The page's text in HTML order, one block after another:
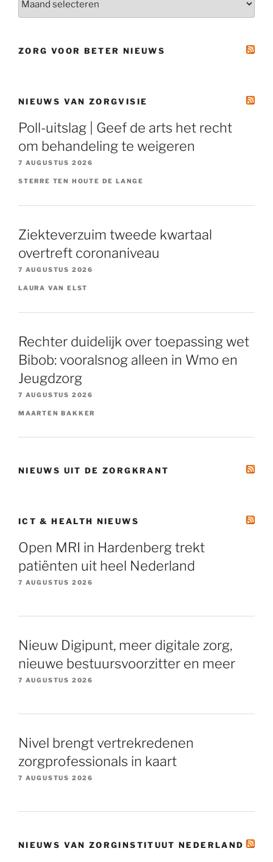
ZORG VOOR BETER NIEUWS
NIEUWS VAN ZORGVISIE
Poll-uitslag | Geef de arts het recht
om behandeling te weigeren
7 AUGUSTUS 2026
STERRE TEN HOUTE DE LANGE
Ziekteverzuim tweede kwartaal
overtreft coronaniveau
7 AUGUSTUS 2026
LAURA VAN ELST
Rechter duidelijk over toepassing wet
Bibob: vooralsnog alleen in Wmo en
Jeugdzorg
7 AUGUSTUS 2026
MAARTEN BAKKER
NIEUWS UIT DE ZORGKRANT
ICT & HEALTH NIEUWS
Open MRI in Hardenberg trekt
patiënten uit heel Nederland
7 AUGUSTUS 2026
Nieuw Digipunt, meer digitale zorg,
nieuwe bestuursvoorzitter en meer
7 AUGUSTUS 2026
Nivel brengt vertrekredenen
zorgprofessionals in kaart
7 AUGUSTUS 2026
NIEUWS VAN ZORGINSTITUUT NEDERLAND